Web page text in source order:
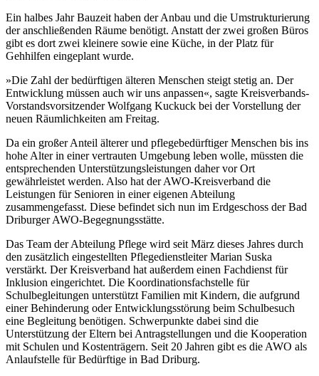
Ein halbes Jahr Bauzeit haben der Anbau und die Umstrukturierung
der anschließenden Räume benötigt. Anstatt der zwei großen Büros
gibt es dort zwei kleinere sowie eine Küche, in der Platz für
Gehhilfen eingeplant wurde.
»Die Zahl der bedürftigen älteren Menschen steigt stetig an. Der
Entwicklung müssen auch wir uns anpassen«, sagte Kreisverbands-
Vorstandsvorsitzender Wolfgang Kuckuck bei der Vorstellung der
neuen Räumlichkeiten am Freitag.
Da ein großer Anteil älterer und pflegebedürftiger Menschen bis ins
hohe Alter in einer vertrauten Umgebung leben wolle, müssten die
entsprechenden Unterstützungsleistungen daher vor Ort
gewährleistet werden. Also hat der AWO-Kreisverband die
Leistungen für Senioren in einer eigenen Abteilung
zusammengefasst. Diese befindet sich nun im Erdgeschoss der Bad
Driburger AWO-Begegnungsstätte.
Das Team der Abteilung Pflege wird seit März dieses Jahres durch
den zusätzlich eingestellten Pflegedienstleiter Marian Suska
verstärkt. Der Kreisverband hat außerdem einen Fachdienst für
Inklusion eingerichtet. Die Koordinationsfachstelle für
Schulbegleitungen unterstützt Familien mit Kindern, die aufgrund
einer Behinderung oder Entwicklungsstörung beim Schulbesuch
eine Begleitung benötigen. Schwerpunkte dabei sind die
Unterstützung der Eltern bei Antragstellungen und die Kooperation
mit Schulen und Kostenträgern. Seit 20 Jahren gibt es die AWO als
Anlaufstelle für Bedürftige in Bad Driburg.